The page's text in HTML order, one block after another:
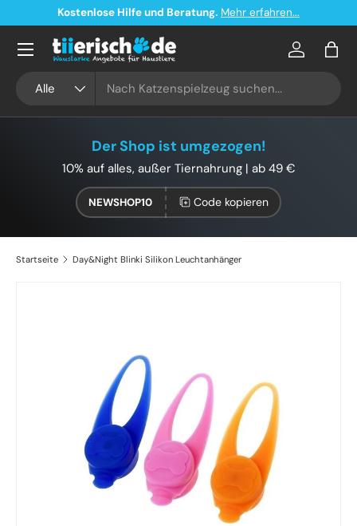
Direkt zum Inhalt
Kostenlose Hilfe und Beratung. Mehr erfahren...
Alle
Konto
Der Shop ist umgezogen!
10% auf alles, außer Tiernahrung | ab 49 €
NEWSHOP10 Code kopieren
Startseite Day&Night Blinki Silikon Leuchtanhänger